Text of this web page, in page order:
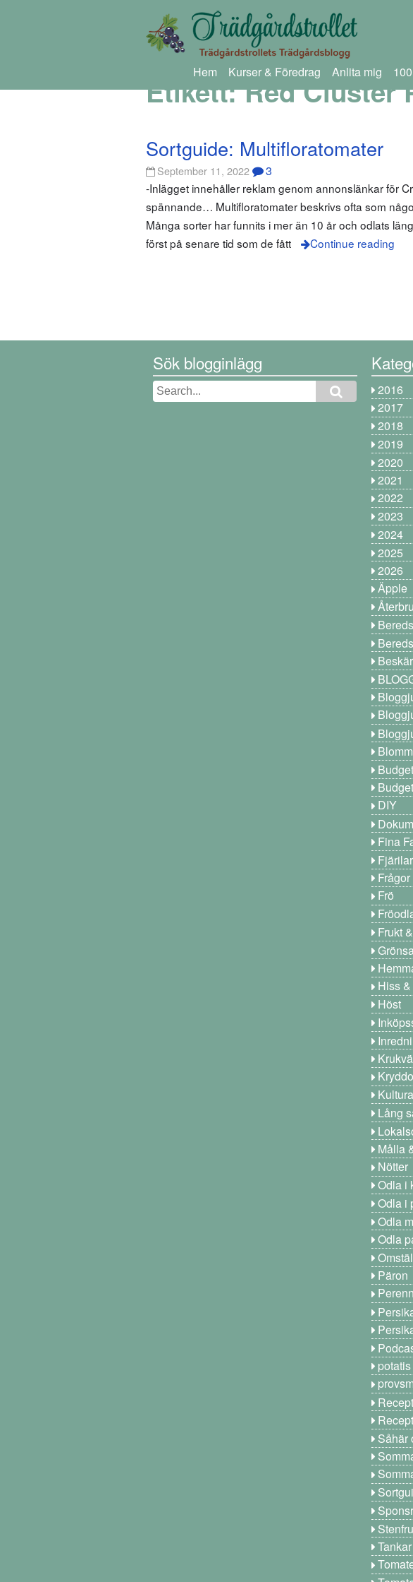
Hem Kurser & Föredrag Anlita mig
Etikett:Red Cluster
Sortguide: Multifloratomater
September 11, 2022 3
-Inlägget innehåller reklam genom annonslänkar för
spännande… Multifloratomater beskrivs ofta som
Många sorter har funnits i mer än 10 år och odlats
först på senare tid som de fått
Continue reading
Sök blogginlägg
2016
2017
2018
2019
2020
2021
2022
2023
2024
2025
2026
Äpple
DIY
Fina
Frö
Frukt
Hiss
Höst
Lång
Målla
Nötter
Odla i
Odla i
Odla
Odla
Päron
potatis
Såhär